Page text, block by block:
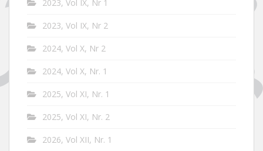
2023, Vol IX, Nr 1
2023, Vol IX, Nr 2
2024, Vol X, Nr 2
2024, Vol X, Nr. 1
2025, Vol XI, Nr. 1
2025, Vol XI, Nr. 2
2026, Vol XII, Nr. 1